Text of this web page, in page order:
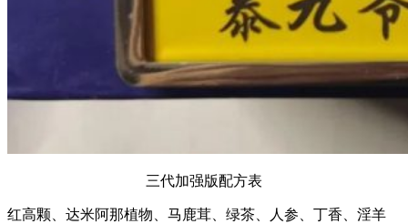
三代加强版配方表
红高颗、达米阿那植物、马鹿茸、绿茶、人参、丁香、淫羊